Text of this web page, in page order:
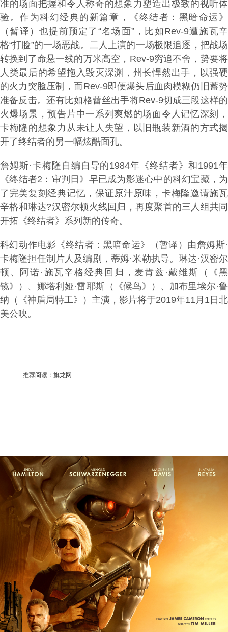
准的场面把握和令人称奇的想象力塑造出极致的视听体
验。作为科幻经典的新篇章，《终结者：黑暗命运》
（暂译）也提前预定了“名场面”，比如Rev-9遭施瓦辛
格“打脸”的一场恶战。二人上演的一场极限追逐，把战场
转换到了命悬一线的万米高空，Rev-9穷追不舍，势要将
人类最后的希望拖入毁灭深渊，州长悍然出手，以强硬
的火力突脸压制，而Rev-9即便爆头后血肉模糊仍旧蓄势
准备反击。还有比如格蕾丝出手将Rev-9切成三段这样的
火爆场景，预告片中一系列爽燃的场面令人记忆深刻，
卡梅隆的想象力从未让人失望，以旧瓶装新酒的方式揭
开了终结者的另一幅炫酷面孔。
詹姆斯·卡梅隆自编自导的1984年《终结者》和1991年
《终结者2：审判日》早已成为影迷心中的科幻宝藏，为
了完美复刻经典记忆，保证原汁原味，卡梅隆邀请施瓦
辛格和琳达?汉密尔顿火线回归，再度聚首的三人组共同
开拓《终结者》系列新的传奇。
科幻动作电影《终结者：黑暗命运》（暂译）由詹姆斯·
卡梅隆担任制片人及编剧，蒂姆·米勒执导。琳达·汉密尔
顿、阿诺·施瓦辛格经典回归，麦肯兹·戴维斯（《黑
镜》）、娜塔利娅·雷耶斯（《候鸟》）、加布里埃尔·鲁
纳（《神盾局特工》）主演，影片将于2019年11月1日北
美公映。
推荐阅读： 旗龙网